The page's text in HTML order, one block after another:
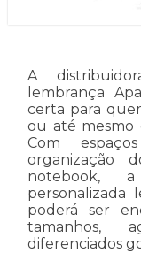
A
lembrança
certa para
ou até mesmo
Com
organização
notebook,
personalizada
poderá ser
tamanhos,
diferenciados